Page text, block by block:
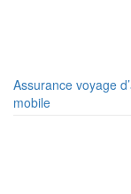
Assurance voyage
mobile